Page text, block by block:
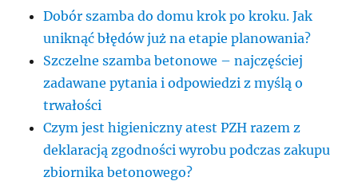
Dobór szamba do domu krok po kroku. Jak
uniknąć błędów już na etapie planowania?
Szczelne szamba betonowe – najczęściej
zadawane pytania i odpowiedzi z myślą o
trwałości
Czym jest higieniczny atest PZH razem z
deklaracją zgodności wyrobu podczas zakupu
zbiornika betonowego?